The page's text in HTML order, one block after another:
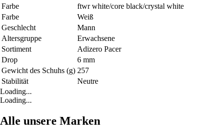
Farbe
ftwr white/core black/crystal white
Farbe
Weiß
Geschlecht
Mann
Altersgruppe
Erwachsene
Sortiment
Adizero Pacer
Drop
6 mm
Gewicht des Schuhs (g) 257
Stabilität
Neutre
Loading...
Loading...
Alle unsere Marken